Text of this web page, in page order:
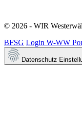
© 2026 - WIR
BFSG Login W-WW
Datenschutz